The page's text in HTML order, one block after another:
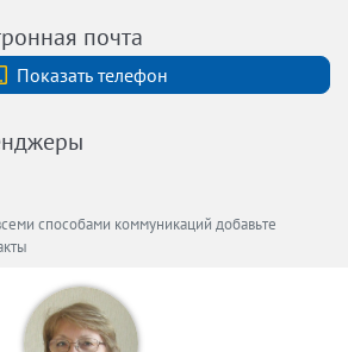
почта
Показать телефон
способами коммуникаций добавьте